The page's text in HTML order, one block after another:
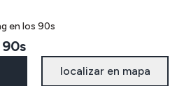
en los 90s
localizar en mapa